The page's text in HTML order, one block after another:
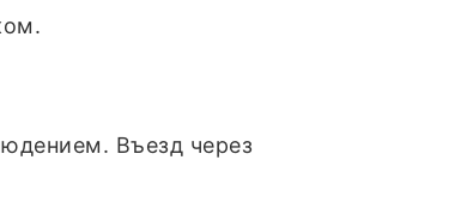
Въезд через